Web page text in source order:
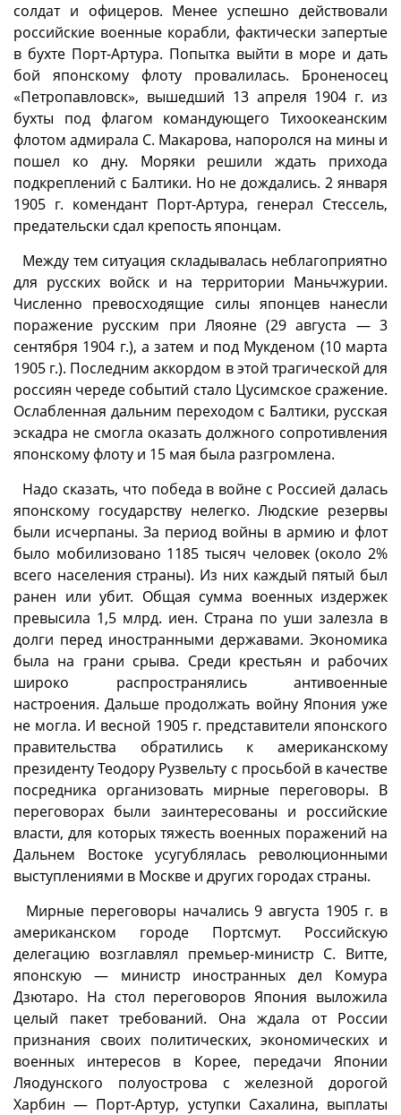
солдат и офицеров. Менее успешно действовали
российские военные корабли, фактически запертые
в бухте Порт-Артура. Попытка выйти в море и дать
бой японскому флоту провалилась. Броненосец
«Петропавловск», вышедший 13 апреля 1904 г. из
бухты под флагом командующего Тихоокеанским
флотом адмирала С. Макарова, напоролся на мины и
пошел ко дну. Моряки решили ждать прихода
подкреплений с Балтики. Но не дождались. 2 января
1905 г. комендант Порт-Артура, генерал Стессель,
предательски сдал крепость японцам.
Между тем ситуация складывалась неблагоприятно
для русских войск и на территории Маньчжурии.
Численно превосходящие силы японцев нанесли
поражение русским при Ляояне (29 августа — 3
сентября 1904 г.), а затем и под Мукденом (10 марта
1905 г.). Последним аккордом в этой трагической для
россиян череде событий стало Цусимское сражение.
Ослабленная дальним переходом с Балтики, русская
эскадра не смогла оказать должного сопротивления
японскому флоту и 15 мая была разгромлена.
Надо сказать, что победа в войне с Россией далась
японскому государству нелегко. Людские резервы
были исчерпаны. За период войны в армию и флот
было мобилизовано 1185 тысяч человек (около 2%
всего населения страны). Из них каждый пятый был
ранен или убит. Общая сумма военных издержек
превысила 1,5 млрд. иен. Страна по уши залезла в
долги перед иностранными державами. Экономика
была на грани срыва. Среди крестьян и рабочих
широко распространялись антивоенные
настроения. Дальше продолжать войну Япония уже
не могла. И весной 1905 г. представители японского
правительства обратились к американскому
президенту Теодору Рузвельту с просьбой в качестве
посредника организовать мирные переговоры. В
переговорах были заинтересованы и российские
власти, для которых тяжесть военных поражений на
Дальнем Востоке усугублялась революционными
выступлениями в Москве и других городах страны.
Мирные переговоры начались 9 августа 1905 г. в
американском городе Портсмут. Российскую
делегацию возглавлял премьер-министр С. Витте,
японскую — министр иностранных дел Комура
Дзютаро. На стол переговоров Япония выложила
целый пакет требований. Она ждала от России
признания своих политических, экономических и
военных интересов в Корее, передачи Японии
Ляодунского полуострова с железной дорогой
Харбин — Порт-Артур, уступки Сахалина, выплаты